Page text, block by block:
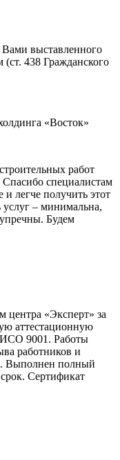
выставленного
438 Гражданского
«Восток»
работ
специалистам
легче получить этот
– минимальна,
Будем
центра «Эксперт» за
аттестационную
9001. Работы
работников и
Выполнен полный
Сертификат